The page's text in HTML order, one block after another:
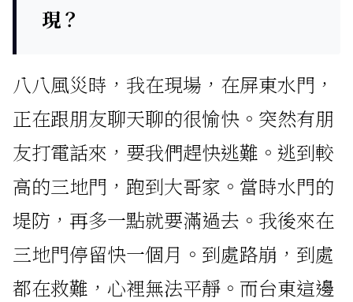
現？
八八風災時，我在現場，在屏東水門，
正在跟朋友聊天聊的很愉快。突然有朋
友打電話來，要我們趕快逃難。逃到較
高的三地門，跑到大哥家。當時水門的
堤防，再多一點就要滿過去。我後來在
三地門停留快一個月。到處路崩，到處
都在救難，心裡無法平靜。而台東這邊